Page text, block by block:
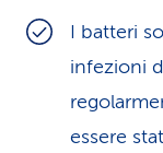
I batteri
infezioni
essere